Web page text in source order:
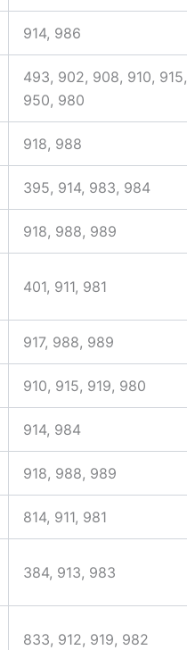
914, 986
493, 902, 908, 910, 915,
950, 980
918, 988
395, 914, 983, 984
918, 988, 989
401, 911, 981
917, 988, 989
910, 915, 919, 980
914, 984
918, 988, 989
814, 911, 981
384, 913, 983
833, 912, 919, 982